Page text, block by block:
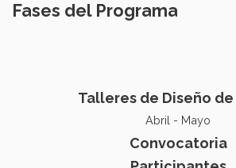
Fases del Programa
Talleres de Diseño
Abril - Mayo
Convocatoria